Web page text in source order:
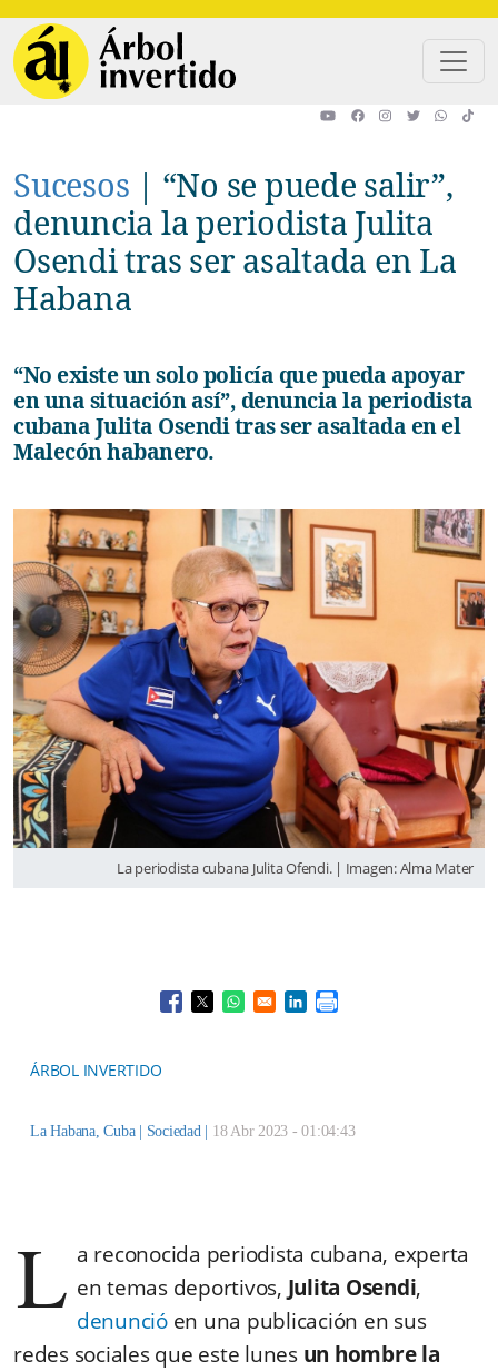
Sucesos | “No se puede salir”,
denuncia la periodista Julita
Osendi tras ser asaltada en La
Habana
“No existe un solo policía que pueda apoyar
en una situación así”, denuncia la periodista
cubana Julita Osendi tras ser asaltada en el
Malecón habanero.
La periodista cubana Julita Ofendi. | Imagen: Alma Mater
Opens in a new window
Opens in a new window
Opens in a new window
Opens in a new window
ÁRBOL INVERTIDO
La Habana, Cuba | Sociedad | 18 Abr 2023 - 01:04:43
L a reconocida periodista cubana, experta
en temas deportivos, Julita Osendi,
denuncióen una publicación en sus
redes sociales que este lunes un hombre la